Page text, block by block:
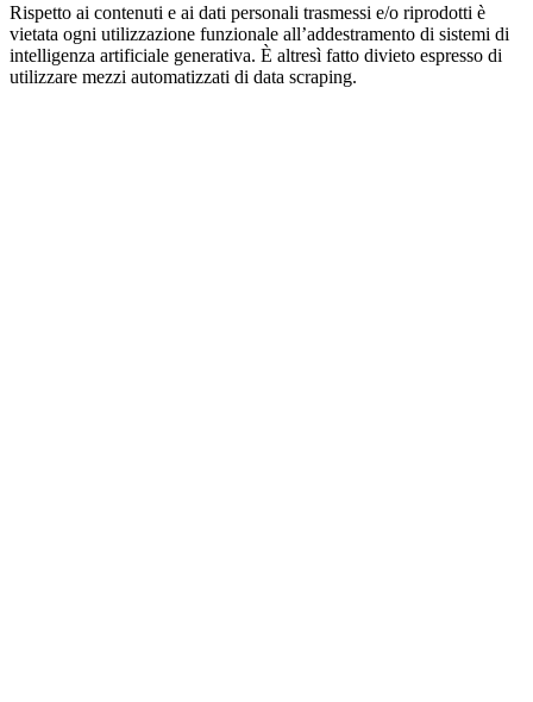
Rispetto ai contenuti e ai dati personali trasmessi e/o riprodotti è
vietata ogni utilizzazione funzionale all’addestramento di sistemi di
intelligenza artificiale generativa. È altresì fatto divieto espresso di
utilizzare mezzi automatizzati di data scraping.